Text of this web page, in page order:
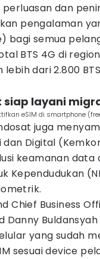
perluasan dan
pengalaman
bagi semua
BTS 4G di
dari 2.800
siap layani
eSIM di smartphone
juga
dan Digital
keamanan
Kependudukan
Chief Business
Danny
yang sudah
sesuai device